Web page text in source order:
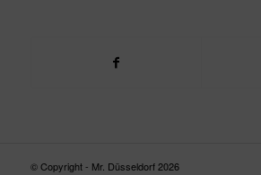
© Copyright - Mr. Düsseldorf 2026